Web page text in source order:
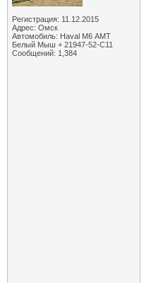
Регистрация: 11.12.2015
Адрес: Омск
Автомобиль: Haval M6 АМТ
Белый Мыш + 21947-52-С11
Сообщений: 1,384